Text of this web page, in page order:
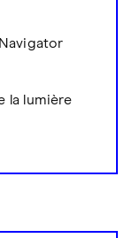
la lumière